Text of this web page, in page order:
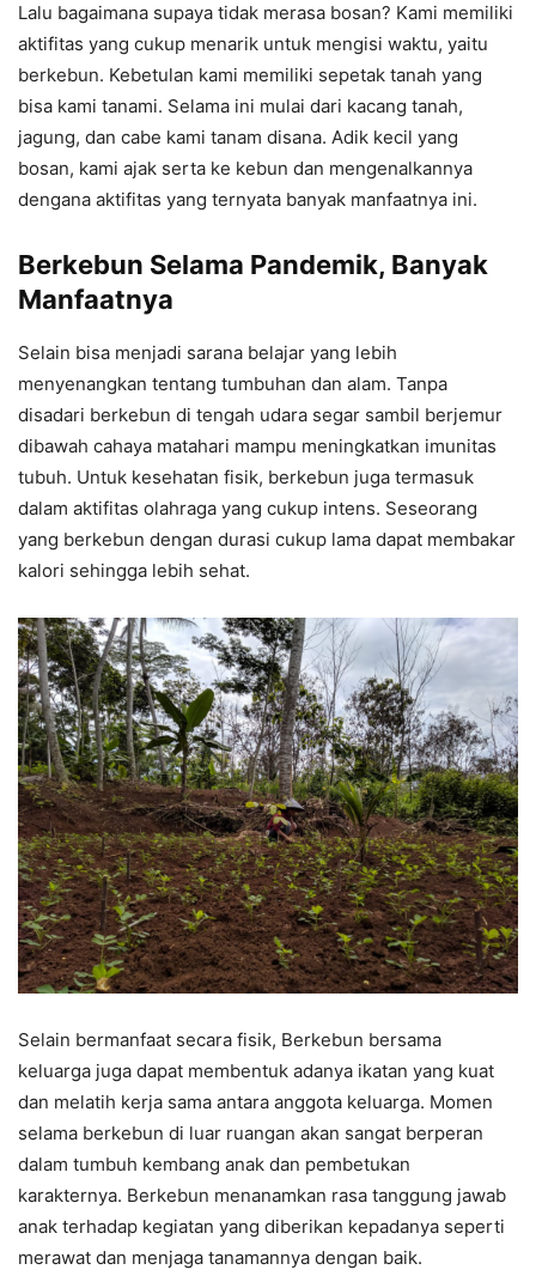
Lalu bagaimana supaya tidak merasa bosan? Kami memiliki
aktifitas yang cukup menarik untuk mengisi waktu, yaitu
berkebun. Kebetulan kami memiliki sepetak tanah yang
bisa kami tanami. Selama ini mulai dari kacang tanah,
jagung, dan cabe kami tanam disana. Adik kecil yang
bosan, kami ajak serta ke kebun dan mengenalkannya
dengana aktifitas yang ternyata banyak manfaatnya ini.
Berkebun Selama Pandemik, Banyak
Manfaatnya
Selain bisa menjadi sarana belajar yang lebih
menyenangkan tentang tumbuhan dan alam. Tanpa
disadari berkebun di tengah udara segar sambil berjemur
dibawah cahaya matahari mampu meningkatkan imunitas
tubuh. Untuk kesehatan fisik, berkebun juga termasuk
dalam aktifitas olahraga yang cukup intens. Seseorang
yang berkebun dengan durasi cukup lama dapat membakar
kalori sehingga lebih sehat.
Selain bermanfaat secara fisik, Berkebun bersama
keluarga juga dapat membentuk adanya ikatan yang kuat
dan melatih kerja sama antara anggota keluarga. Momen
selama berkebun di luar ruangan akan sangat berperan
dalam tumbuh kembang anak dan pembetukan
karakternya. Berkebun menanamkan rasa tanggung jawab
anak terhadap kegiatan yang diberikan kepadanya seperti
merawat dan menjaga tanamannya dengan baik.